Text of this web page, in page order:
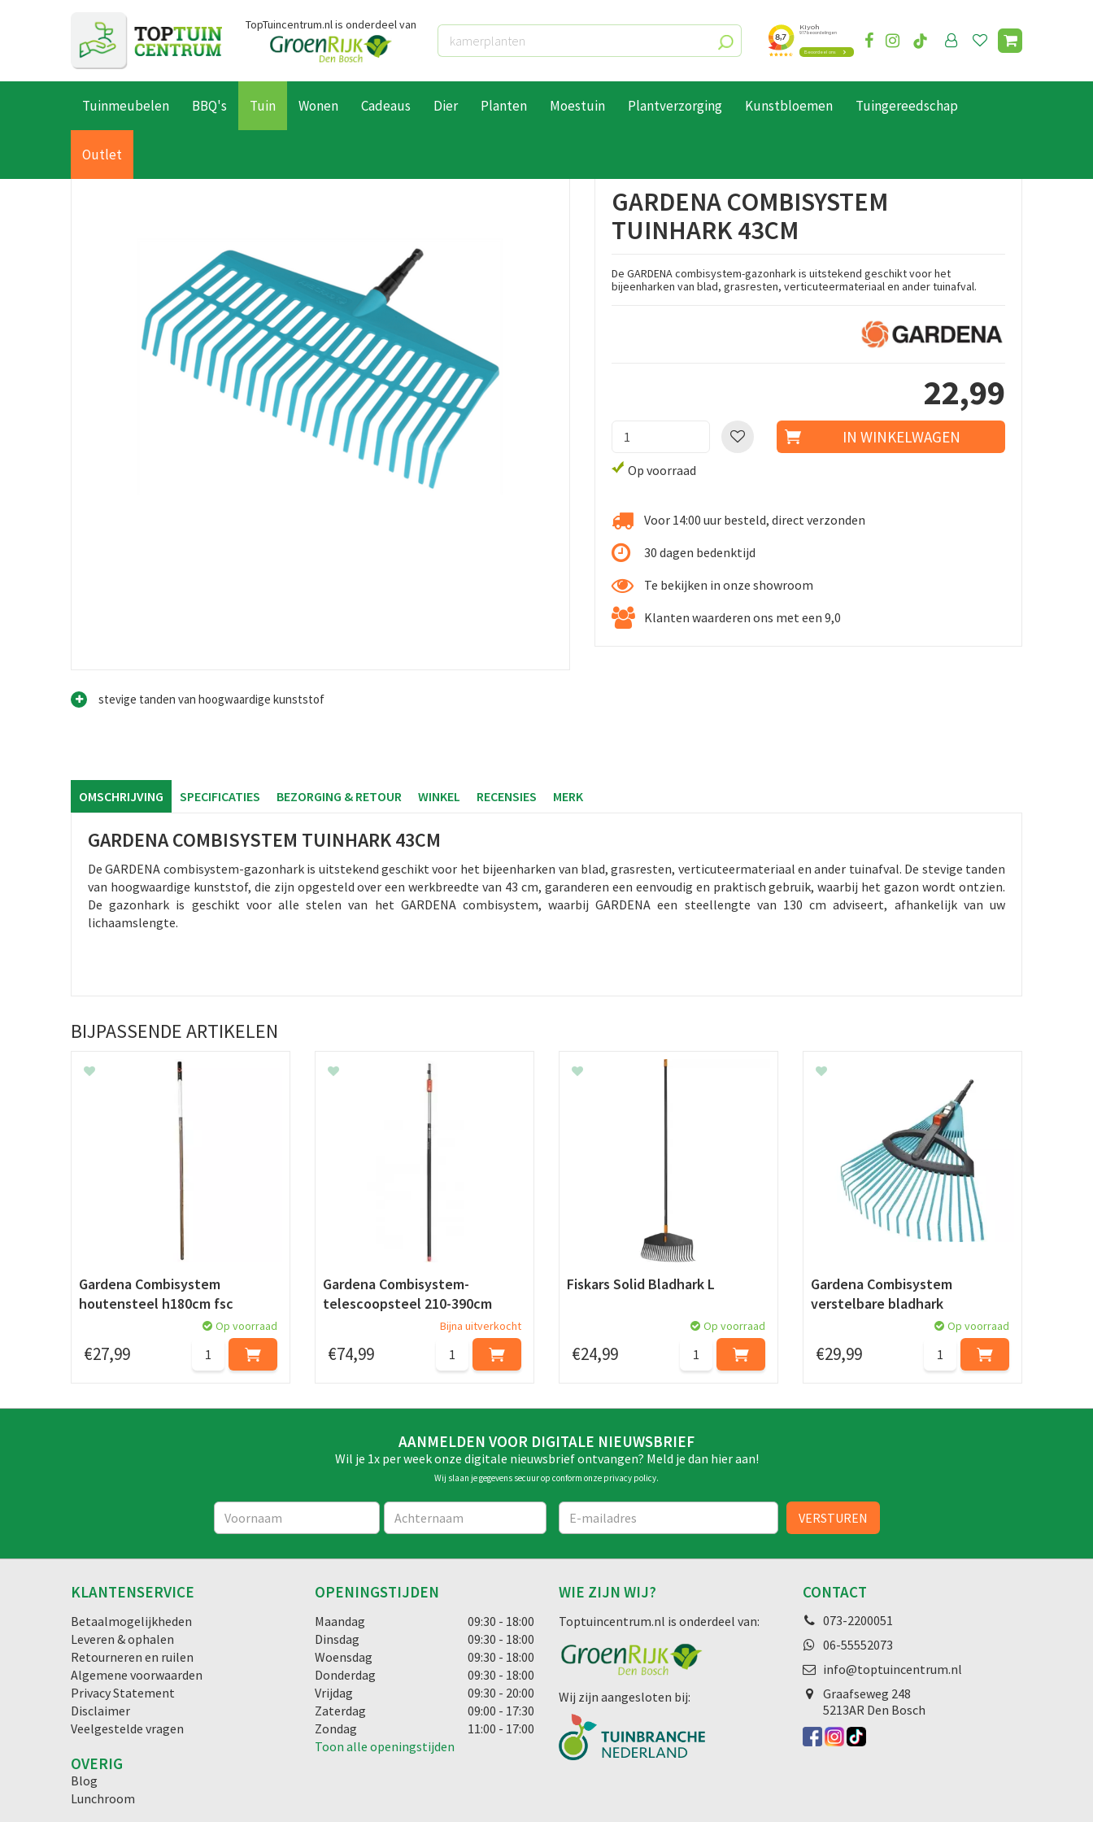
Home Producten
TopTuincentrum.nl is onderdeel van
Tuinmeubelen BBQ's Tuin Wonen Cadeaus Dier Planten Moestuin Plantverzorging Kunstbloemen Tuingereedschap
Outlet
stevige tanden van hoogwaardige kunststof
GARDENA COMBISYSTEM
TUINHARK 43CM
De GARDENA combisystem-gazonhark is uitstekend geschikt voor het
bijeenharken van blad, grasresten, verticuteermateriaal en ander tuinafval.
22,99
Op voorraad
Voor 14:00 uur besteld, direct verzonden
30 dagen bedenktijd
Te bekijken in onze showroom
Klanten waarderen ons met een 9,0
OMSCHRIJVING SPECIFICATIES BEZORGING & RETOUR WINKEL RECENSIES MERK
GARDENA COMBISYSTEM TUINHARK 43CM
De GARDENA combisystem-gazonhark is uitstekend geschikt voor het bijeenharken van blad, grasresten, verticuteermateriaal en ander tuinafval. De stevige tanden
van hoogwaardige kunststof, die zijn opgesteld over een werkbreedte van 43 cm, garanderen een eenvoudig en praktisch gebruik, waarbij het gazon wordt ontzien.
De gazonhark is geschikt voor alle stelen van het GARDENA combisystem, waarbij GARDENA een steellengte van 130 cm adviseert, afhankelijk van uw
lichaamslengte.
BIJPASSENDE ARTIKELEN
Gardena Combisystem
houtensteel h180cm fsc
€27,99
Op voorraad
Gardena Combisystem-
telescoopsteel 210-390cm
€74,99
Bijna uitverkocht
Fiskars Solid Bladhark L
€24,99
Op voorraad
Gardena Combisystem
verstelbare bladhark
€29,99
Op voorraad
AANMELDEN VOOR DIGITALE NIEUWSBRIEF
Wil je 1x per week onze digitale nieuwsbrief ontvangen? Meld je dan hier aan!
Wij slaan je gegevens secuur op conform onze privacy policy.
KLANTENSERVICE
Betaalmogelijkheden
Leveren & ophalen
Retourneren en ruilen
Algemene voorwaarden
Privacy Statement
Disclaimer
Veelgestelde vragen
OVERIG
Blog
Lunchroom
OPENINGSTIJDEN
Maandag
09:30 - 18:00
Dinsdag
09:30 - 18:00
Woensdag
09:30 - 18:00
Donderdag
09:30 - 18:00
Vrijdag
09:30 - 20:00
Zaterdag
09:00 - 17:30
Zondag
11:00 - 17:00
Toon alle openingstijden
WIE ZIJN WIJ?
Toptuincentrum.nl is onderdeel van:
Wij zijn aangesloten bij:
CONTACT
073-2200051
06-55552073
info@toptuincentrum.nl
Graafseweg 248
5213AR Den Bosch